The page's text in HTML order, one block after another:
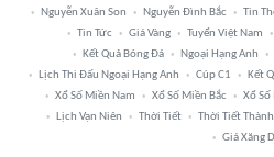
Nguyễn Xuân Son
Nguyễn Đình Bắc Tin
Tin Tức
Giá Vàng Tuyển Việt Nam
Kết Quả Bóng Đá
Ngoại Hạng Anh
Lịch Thi Đấu Ngoại Hạng Anh
Cúp C1 Kết
Xổ Số Miền Nam
Xổ Số Miền Bắc Xổ
Lịch Vạn Niên
Thời Tiết Thời Tiết
Giá Xăng